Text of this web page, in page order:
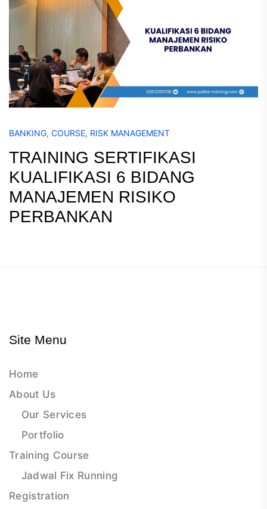
BANKING, COURSE, RISK MANAGEMENT
TRAINING SERTIFIKASI
KUALIFIKASI 6 BIDANG
MANAJEMEN RISIKO
PERBANKAN
Site Menu
Home
About Us
Our Services
Portfolio
Training Course
Jadwal Fix Running
Registration